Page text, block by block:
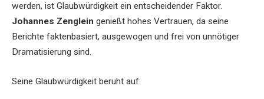
werden, ist Glaubwürdigkeit ein entscheidender Faktor.
Johannes Zenglein genießt hohes Vertrauen, da seine
Berichte faktenbasiert, ausgewogen und frei von unnötiger
Dramatisierung sind.
Seine Glaubwürdigkeit beruht auf: